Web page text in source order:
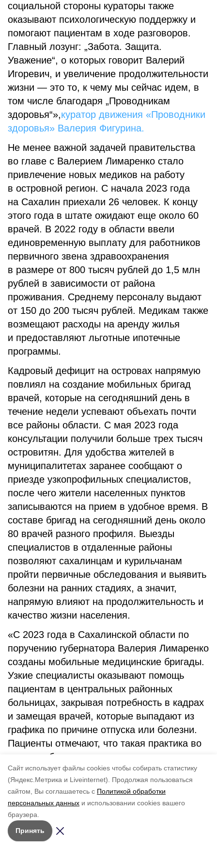
Cайт использует файлы cookies чтобы собирать статистику
(Яндекс.Метрика и Liveinternet).
Продолжая пользоваться
сайтом, Вы соглашаетесь с Политикой обработки
персональных данных и использовании cookies вашего
браузера.
Принять
социальной стороны кураторы также
оказывают психологическую поддержку и
помогают пациентам в ходе разговоров.
Главный лозунг: „Забота. Защита.
Уважение“, о которых говорит Валерий
Игоревич, и увеличение продолжительности
жизни — это то, к чему мы сейчас идем, в
том числе благодаря „Проводникам
здоровья“»,куратор движения «Проводники
здоровья» Валерия Фигурина.
Не менее важной задачей правительства
во главе с Валерием Лимаренко стало
привлечение новых медиков на работу
в островной регион. С начала 2023 года
на Сахалин приехали 26 человек. К концу
этого года в штате ожидают еще около 60
врачей. В 2022 году в области ввели
единовременную выплату для работников
первичного звена здравоохранения
в размере от 800 тысяч рублей до 1,5 млн
рублей в зависимости от района
проживания. Среднему персоналу выдают
от 150 до 200 тысяч рублей. Медикам также
возмещают расходы на аренду жилья
и предоставляют льготные ипотечные
программы.
Кадровый дефицит на островах напрямую
повлиял на создание мобильных бригад
врачей, которые на сегодняшний день в
течение недели успевают объехать почти
все районы области. С мая 2023 года
консультации получили больше трех тысяч
островитян. Для удобства жителей в
муниципалитетах заранее сообщают о
приезде узкопрофильных специалистов,
после чего жители населенных пунктов
записываются на прием в удобное время. В
составе бригад на сегодняшний день около
80 врачей разного профиля. Выезды
специалистов в отдаленные районы
позволяют сахалинцам и курильчанам
пройти первичные обследования и выявить
болезни на ранних стадиях, а значит,
напрямую влияют на продолжительность и
качество жизни населения.
«С 2023 года в Сахалинской области по
поручению губернатора Валерия Лимаренко
созданы мобильные медицинские бригады.
Узкие специалисты оказывают помощь
пациентам в центральных районных
больницах, закрывая потребность в кадрах
и замещая врачей, которые выпадают из
графика по причине отпуска или болезни.
Пациенты отмечают, что такая практика во
многом облегчает им жизнь, так как нет
необходимости выезжать за пределы
города, чтобы попасть на нужный прием.
Все процедуры можно пройти в
поликлинике по месту
регистрации»,
областного центра общественного здоровья